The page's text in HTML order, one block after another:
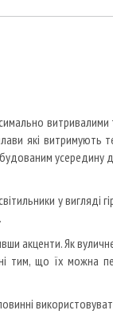
які
у вигляді
акценти. Як
тим, що їх можна